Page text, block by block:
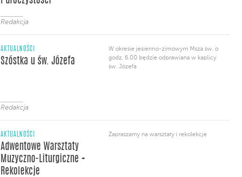
Redakcja
AKTUALNOŚCI
Szóstka u św. Józefa
Redakcja
W okresie jesienno-zimowym Msza św. o
godz. 6.00 będzie odprawiana w kaplicy
św. Józefa
AKTUALNOŚCI
Adwentowe Warsztaty
Muzyczno-Liturgiczne +
Rekolekcje
Zapraszamy na warsztaty i rekolekcje